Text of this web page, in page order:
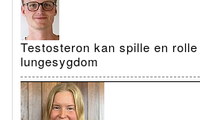
Testosteron kan spille en
lungesygdom